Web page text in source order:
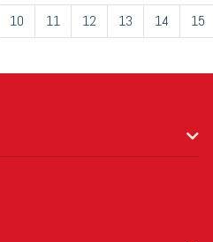
10 11 12 13 14 15